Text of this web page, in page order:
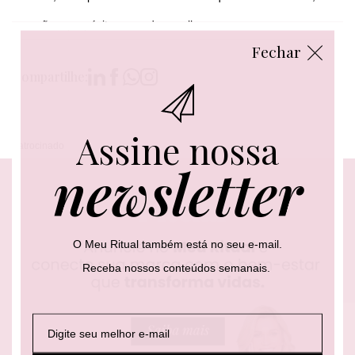
conexão e propósito em cada escolha.
Fechar
Assine nossa
newsletter
O Meu Ritual também está no seu e-mail.
Receba nossos conteúdos semanais.
m
-m